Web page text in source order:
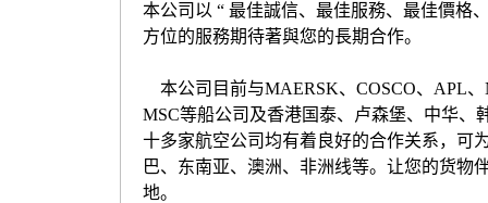
本公司以 “ 最佳誠信、最佳服務、最佳價格
方位的服務期待著與您的長期合作。
本公司目前与MAERSK、COSCO、APL
MSC等船公司及香港国泰、卢森堡、中华、
十多家航空公司均有着良好的合作关系，可
巴、东南亚、澳洲、非洲线等。让您的货物
地。